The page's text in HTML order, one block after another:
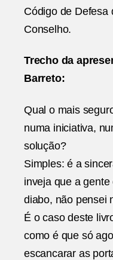
Código de Defesa
Conselho.
Trecho da
Barreto:
Qual o mais
numa iniciativa,
solução?
Simples: é a
inveja que a gente
diabo, não pensei
É o caso deste
como é que só
escancarar as